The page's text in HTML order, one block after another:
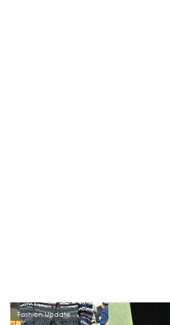
Fashion Update